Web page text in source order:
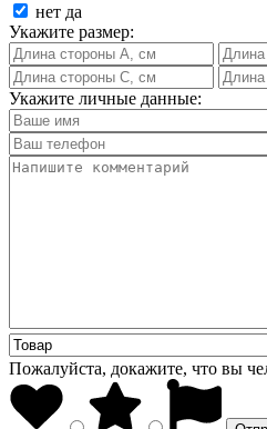
нет да
Укажите размер:
Укажите личные данные:
Пожалуйста, докажите, что вы